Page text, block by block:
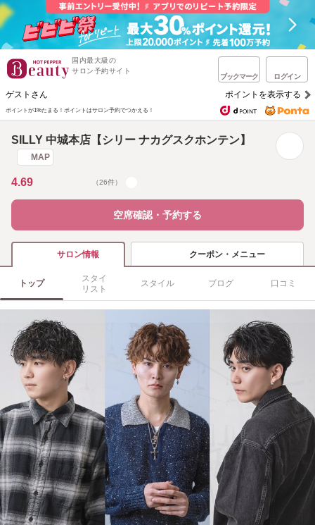
国内最大級の
サロン予約サイト
ブックマーク ログイン
ゲストさん ポイントを表示する
ポイントが1%たまる！ ポイントはサロン予約でつかえる！
SILLY 中城本店【シリー ナカグスクホンテン】
MAP
4.69 （26件）
空席確認・予約する
サロン情報 クーポン・メニュー
トップ
スタイ
リスト
スタイル ブログ 口コミ